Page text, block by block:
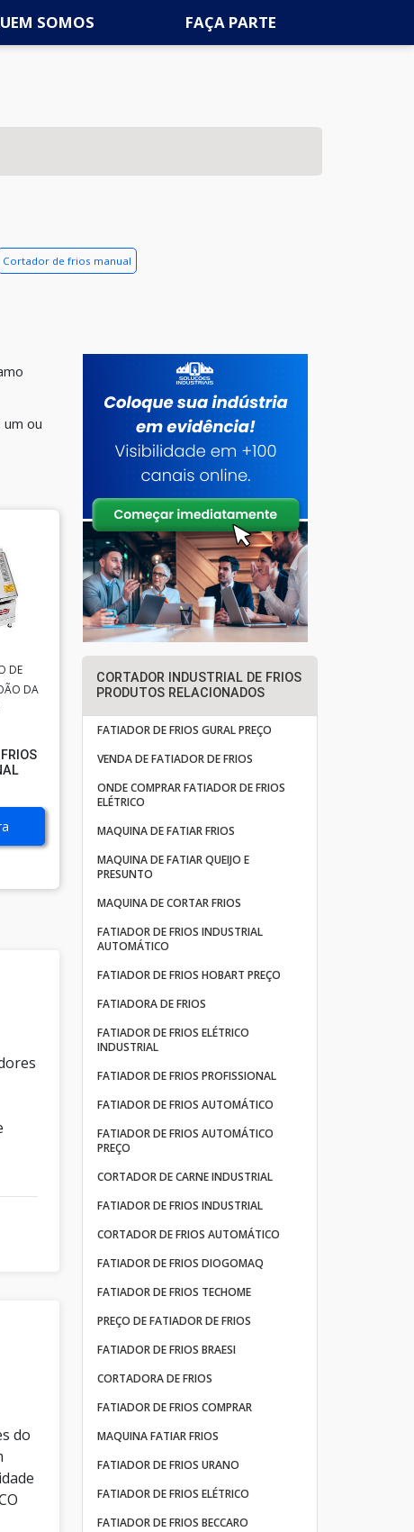
SOMOS FAÇA PARTE
Cortador de frios manual
ou
DE
DA
do
CORTADOR INDUSTRIAL DE FRIOS
PRODUTOS RELACIONADOS
FATIADOR DE FRIOS GURAL PREÇO
VENDA DE FATIADOR DE FRIOS
ONDE COMPRAR FATIADOR DE FRIOS
ELÉTRICO
MAQUINA DE FATIAR FRIOS
MAQUINA DE FATIAR QUEIJO E
PRESUNTO
MAQUINA DE CORTAR FRIOS
FATIADOR DE FRIOS INDUSTRIAL
AUTOMÁTICO
FATIADOR DE FRIOS HOBART PREÇO
FATIADORA DE FRIOS
FATIADOR DE FRIOS ELÉTRICO
INDUSTRIAL
FATIADOR DE FRIOS PROFISSIONAL
FATIADOR DE FRIOS AUTOMÁTICO
FATIADOR DE FRIOS AUTOMÁTICO
PREÇO
CORTADOR DE CARNE INDUSTRIAL
FATIADOR DE FRIOS INDUSTRIAL
CORTADOR DE FRIOS AUTOMÁTICO
FATIADOR DE FRIOS DIOGOMAQ
FATIADOR DE FRIOS TECHOME
PREÇO DE FATIADOR DE FRIOS
FATIADOR DE FRIOS BRAESI
CORTADORA DE FRIOS
FATIADOR DE FRIOS COMPRAR
MAQUINA FATIAR FRIOS
FATIADOR DE FRIOS URANO
FATIADOR DE FRIOS ELÉTRICO
FATIADOR DE FRIOS BECCARO